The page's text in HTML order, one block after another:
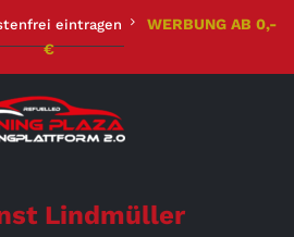
eintragen
WERBUNG AB 0,-
€
Lindmüller